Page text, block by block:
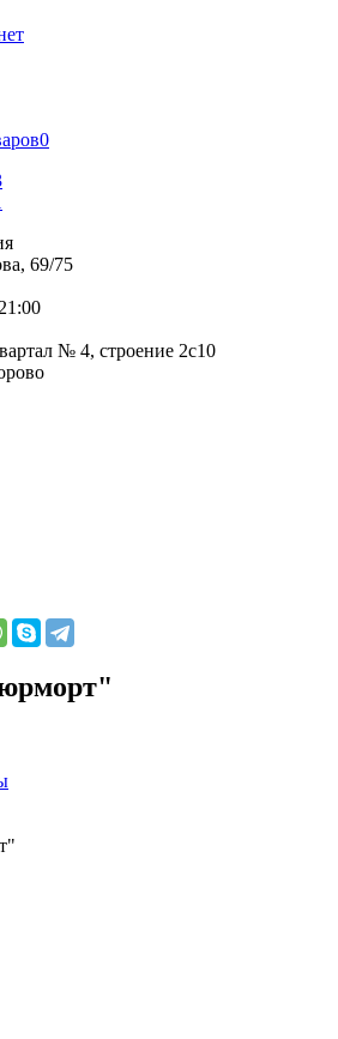
0
69/75
№ 4, строение 2с10